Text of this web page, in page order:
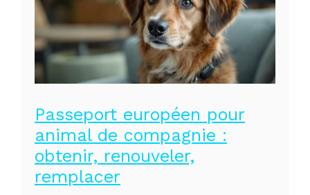
Passeport européen pour
animal de compagnie :
obtenir, renouveler,
remplacer